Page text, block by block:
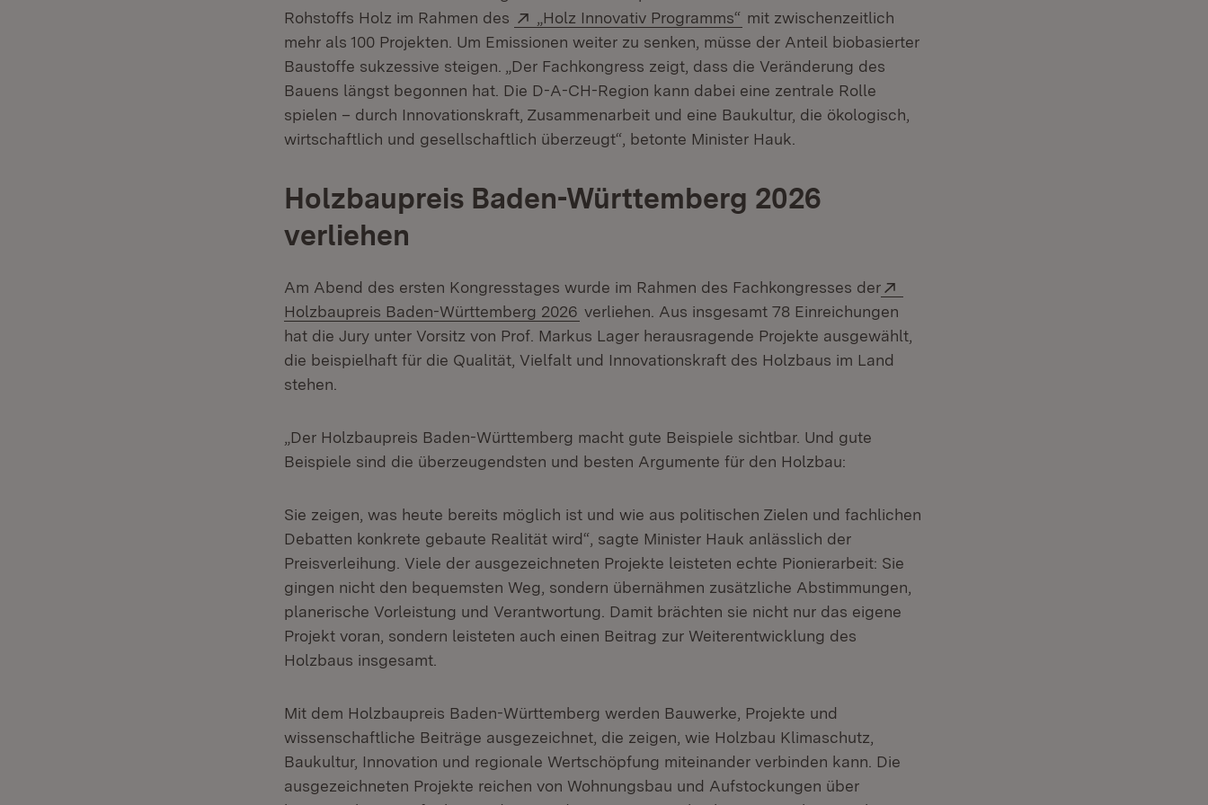
Rohstoffs Holz im Rahmen des
Extern:
„Holz Innovativ Programms“ (Öffnet in neuem Fenster)
mit zwischenzeitlich
mehr als 100 Projekten. Um Emissionen weiter zu senken, müsse der Anteil biobasierter
Baustoffe sukzessive steigen. „Der Fachkongress zeigt, dass die Veränderung des
Bauens längst begonnen hat. Die D-A-CH-Region kann dabei eine zentrale Rolle
spielen – durch Innovationskraft, Zusammenarbeit und eine Baukultur, die ökologisch,
wirtschaftlich und gesellschaftlich überzeugt“, betonte Minister Hauk.
Holzbaupreis Baden-Württemberg 2026
verliehen
Am Abend des ersten Kongresstages wurde im Rahmen des Fachkongresses der
Holzbaupreis Baden-Württemberg 2026 (Öffnet in neuem Fenster)
verliehen. Aus insgesamt 78 Einreichungen
hat die Jury unter Vorsitz von Prof. Markus Lager herausragende Projekte ausgewählt,
die beispielhaft für die Qualität, Vielfalt und Innovationskraft des Holzbaus im Land
stehen.
„Der Holzbaupreis Baden-Württemberg macht gute Beispiele sichtbar. Und gute
Beispiele sind die überzeugendsten und besten Argumente für den Holzbau:
Sie zeigen, was heute bereits möglich ist und wie aus politischen Zielen und fachlichen
Debatten konkrete gebaute Realität wird“, sagte Minister Hauk anlässlich der
Preisverleihung. Viele der ausgezeichneten Projekte leisteten echte Pionierarbeit: Sie
gingen nicht den bequemsten Weg, sondern übernähmen zusätzliche Abstimmungen,
planerische Vorleistung und Verantwortung. Damit brächten sie nicht nur das eigene
Projekt voran, sondern leisteten auch einen Beitrag zur Weiterentwicklung des
Holzbaus insgesamt.
Mit dem Holzbaupreis Baden-Württemberg werden Bauwerke, Projekte und
wissenschaftliche Beiträge ausgezeichnet, die zeigen, wie Holzbau Klimaschutz,
Baukultur, Innovation und regionale Wertschöpfung miteinander verbinden kann. Die
ausgezeichneten Projekte reichen von Wohnungsbau und Aufstockungen über